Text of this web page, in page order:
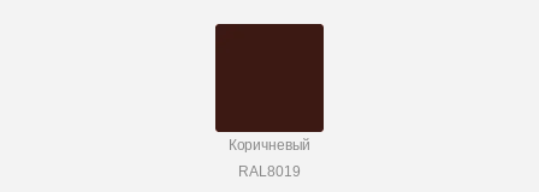
Коричневый
RAL8019